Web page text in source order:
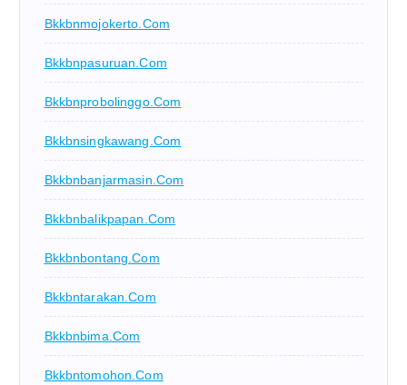
Bkkbnmojokerto.com
Bkkbnpasuruan.com
Bkkbnprobolinggo.com
Bkkbnsingkawang.com
Bkkbnbanjarmasin.com
Bkkbnbalikpapan.com
Bkkbnbontang.com
Bkkbntarakan.com
Bkkbnbima.com
Bkkbntomohon.com